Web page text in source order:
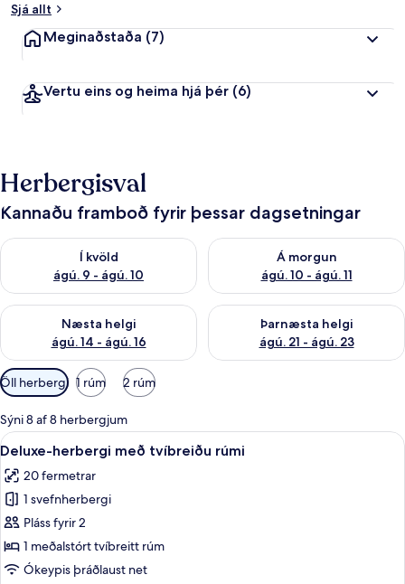
Sjá allt
Meginaðstaða (7)
Vertu eins og heima hjá þér (6)
Herbergisval
Kannaðu framboð fyrir þessar dagsetningar
Í kvöld
ágú. 9 - ágú. 10
Athuga framboð í kvöld ágú. 9 - ágú. 10
Á morgun
ágú. 10 - ágú. 11
Athuga framboð á morgun
Næsta helgi
ágú. 14 - ágú. 16
Athuga framboð næstu helgi ágú. 14 - ágú. 16
Þarnæsta helgi
ágú. 21 - ágú. 23
Athuga framboð þarnæstu
Síur
í
boði
fyrir
herbergi
Öll herbergi 1 rúm 2 rúm
Sýni 8 af 8 herbergjum
Skoða
allar
myndir
fyrir
Deluxe-
herbergi
með
Deluxe-herbergi með tvíbreiðu
14
Deluxe-herbergi með tvíbreiðu rúmi
20 fermetrar
1 svefnherbergi
Pláss fyrir 2
1 meðalstórt tvíbreitt rúm
Ókeypis þráðlaust net